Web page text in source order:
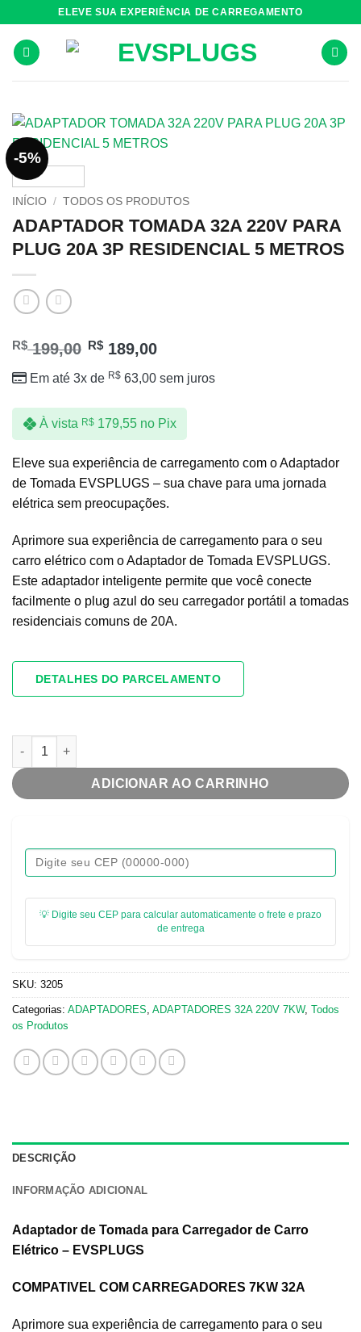
content
ELEVE SUA EXPERIÊNCIA DE CARREGAMENTO
-5%
INÍCIO / TODOS OS PRODUTOS
ADAPTADOR TOMADA 32A 220V PARA
PLUG 20A 3P RESIDENCIAL 5 METROS
R$199,00 R$ 189,00
Em até 3x de R$ 63,00 sem juros
À vista R$179,55 no Pix
Eleve sua experiência de carregamento com o Adaptador
de Tomada EVSPLUGS – sua chave para uma jornada
elétrica sem preocupações.
Aprimore sua experiência de carregamento para o seu
carro elétrico com o Adaptador de Tomada EVSPLUGS.
Este adaptador inteligente permite que você conecte
facilmente o plug azul do seu carregador portátil a tomadas
residenciais comuns de 20A.
DETALHES DO PARCELAMENTO
ADAPTADOR TOMADA 32A 220V PARA PLUG 20A 3P
ADICIONAR AO CARRINHO
💡 Digite seu CEP para calcular automaticamente o frete e prazo
de entrega
SKU: 3205
Categorias: ADAPTADORES, ADAPTADORES 32A ​220V 7KW, Todos
os Produtos
DESCRIÇÃO
INFORMAÇÃO ADICIONAL
Adaptador de Tomada para Carregador de Carro
Elétrico – EVSPLUGS
COMPATIVEL COM CARREGADORES 7KW 32A
Aprimore sua experiência de carregamento para o seu